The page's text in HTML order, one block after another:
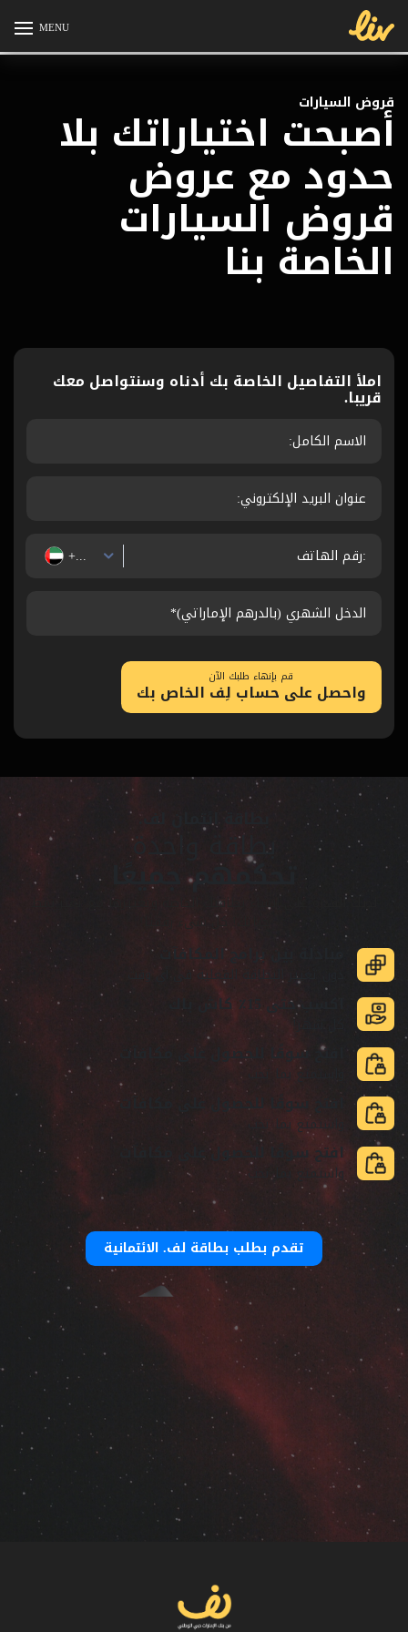
MENU
قروض السيارات
أصبحت اختياراتك بلا
حدود مع عروض
قروض السيارات
الخاصة بنا
املأ التفاصيل الخاصة بك أدناه وسنتواصل معك
قريبا.
الاسم الكامل:
عنوان البريد الإلكتروني:
+971 رقم الهاتف:
الدخل الشهري (بالدرهم الإماراتي)*
قم بإنهاء طلبك الآن
واحصل على حساب لِف الخاص بك
بطاقة ائتمان لف.
بطاقة واحدة
تحكمهم جميعًا
لديك القدرة على إنشاء بطاقتك الخاصة وتغييرها مع تغير نمط
حياتك! كل شيء رقميا!
مبادلة بين برامج المكافآت
دون تغيير البطاقة الفعلية في أي وقت
اكسب حتى 15٪ كاش باك
كل شهر!
افتح سوقًا للحصول على مكافآت
واستمتع بما تحب
افتح سوقًا للحصول على مكافآت
واستمتع بما تحب
افتح سوقًا للحصول على مكافآت
واستمتع بما تحب
تقدم بطلب بطاقة لف. الائتمانية